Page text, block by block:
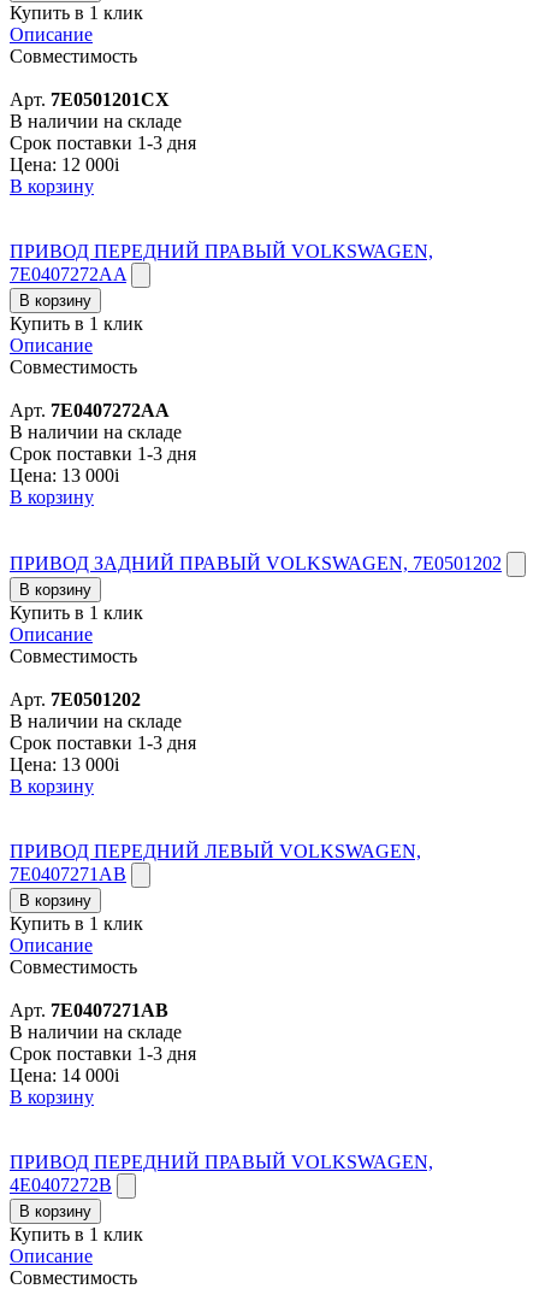
Купить в 1 клик
Описание
Совместимость
Арт. 7E0501201CX
В наличии на складе
Срок поставки 1-3 дня
Цена: 12 000i
В корзину
ПРИВОД ПЕРЕДНИЙ ПРАВЫЙ VOLKSWAGEN,
7E0407272AA
В корзину
Купить в 1 клик
Описание
Совместимость
Арт. 7E0407272AA
В наличии на складе
Срок поставки 1-3 дня
Цена: 13 000i
В корзину
ПРИВОД ЗАДНИЙ ПРАВЫЙ VOLKSWAGEN, 7E0501202
В корзину
Купить в 1 клик
Описание
Совместимость
Арт. 7E0501202
В наличии на складе
Срок поставки 1-3 дня
Цена: 13 000i
В корзину
ПРИВОД ПЕРЕДНИЙ ЛЕВЫЙ VOLKSWAGEN,
7E0407271AB
В корзину
Купить в 1 клик
Описание
Совместимость
Арт. 7E0407271AB
В наличии на складе
Срок поставки 1-3 дня
Цена: 14 000i
В корзину
ПРИВОД ПЕРЕДНИЙ ПРАВЫЙ VOLKSWAGEN,
4E0407272B
В корзину
Купить в 1 клик
Описание
Совместимость